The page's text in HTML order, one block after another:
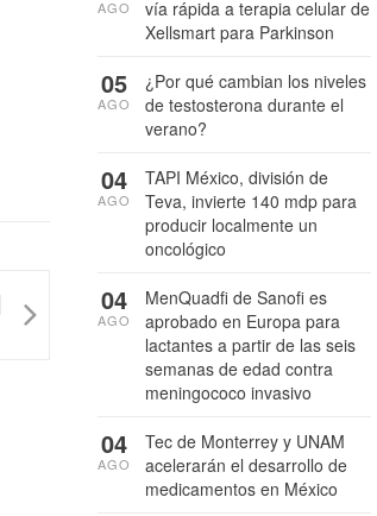
vía rápida a terapia celular de
Xellsmart para Parkinson
AGO
¿Por qué cambian los niveles
de testosterona durante el
verano?
05
AGO
TAPI México, división de
Teva, invierte 140 mdp para
producir localmente un
oncológico
04
AGO
MenQuadfi de Sanofi es
aprobado en Europa para
lactantes a partir de las seis
semanas de edad contra
meningococo invasivo
04
AGO
Tec de Monterrey y UNAM
acelerarán el desarrollo de
medicamentos en México
04
AGO